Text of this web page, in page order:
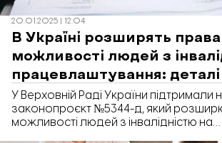
20.01.2025 | 12:04
В Україні розширять права
можливості людей з
працевлаштування: деталі
У Верховній Раді України
законопроєкт №5344-д, який
можливості людей з інвалідністю на